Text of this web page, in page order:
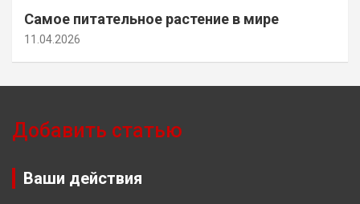
Самое питательное растение в мире
11.04.2026
Добавить статью
Ваши действия